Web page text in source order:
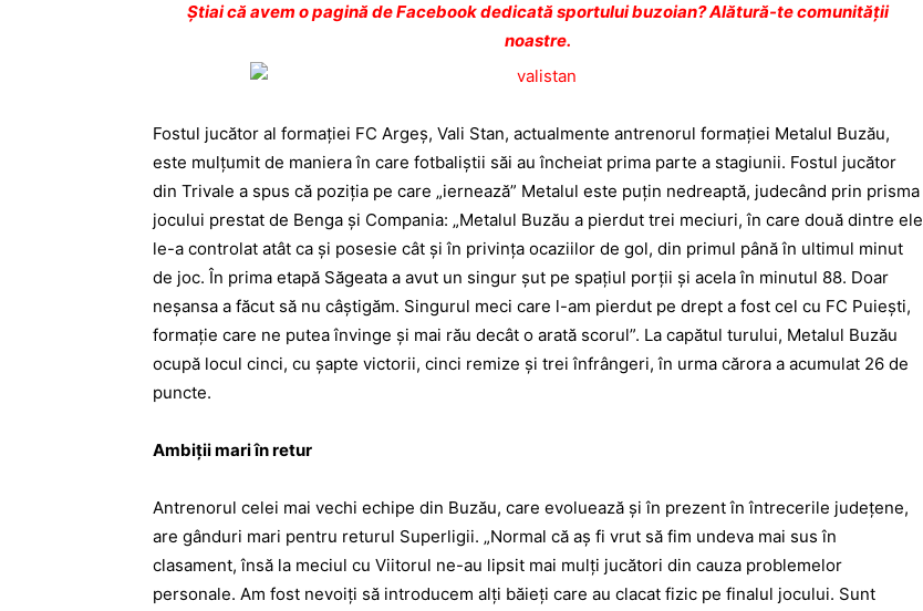
Ştiai că avem o pagină de Facebook dedicată sportului buzoian? Alătură-te comunității
noastre.
Fostul jucător al formației FC Argeș, Vali Stan, actualmente antrenorul formației Metalul Buzău,
este mulțumit de maniera în care fotbaliștii săi au încheiat prima parte a stagiunii. Fostul jucător
din Trivale a spus că poziția pe care „iernează” Metalul este puțin nedreaptă, judecând prin prisma
jocului prestat de Benga și Compania: „Metalul Buzău a pierdut trei meciuri, în care două dintre ele
le-a controlat atât ca și posesie cât și în privința ocaziilor de gol, din primul până în ultimul minut
de joc. În prima etapă Săgeata a avut un singur șut pe spațiul porții și acela în minutul 88. Doar
neșansa a făcut să nu câștigăm. Singurul meci care l-am pierdut pe drept a fost cel cu FC Puiești,
formație care ne putea învinge și mai rău decât o arată scorul”. La capătul turului, Metalul Buzău
ocupă locul cinci, cu șapte victorii, cinci remize și trei înfrângeri, în urma cărora a acumulat 26 de
puncte.
Ambiții mari în retur
Antrenorul celei mai vechi echipe din Buzău, care evoluează și în prezent în întrecerile județene,
are gânduri mari pentru returul Superligii. „Normal că aș fi vrut să fim undeva mai sus în
clasament, însă la meciul cu Viitorul ne-au lipsit mai mulți jucători din cauza ­pro­blemelor
personale. Am fost nevoiți să introducem alți băieți care au clacat fizic pe finalul jocului. Sunt